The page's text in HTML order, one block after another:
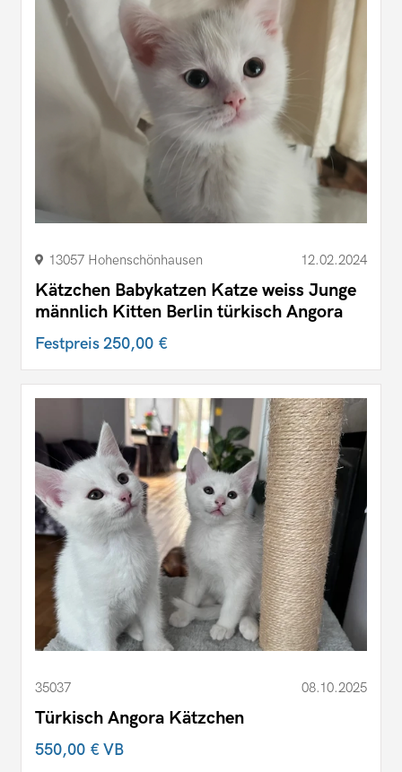
13057 Hohenschönhausen 12.02.2024
Kätzchen Babykatzen Katze weiss Junge
männlich Kitten Berlin türkisch Angora
Festpreis250,00 €
35037 08.10.2025
Türkisch Angora Kätzchen
550,00 €VB